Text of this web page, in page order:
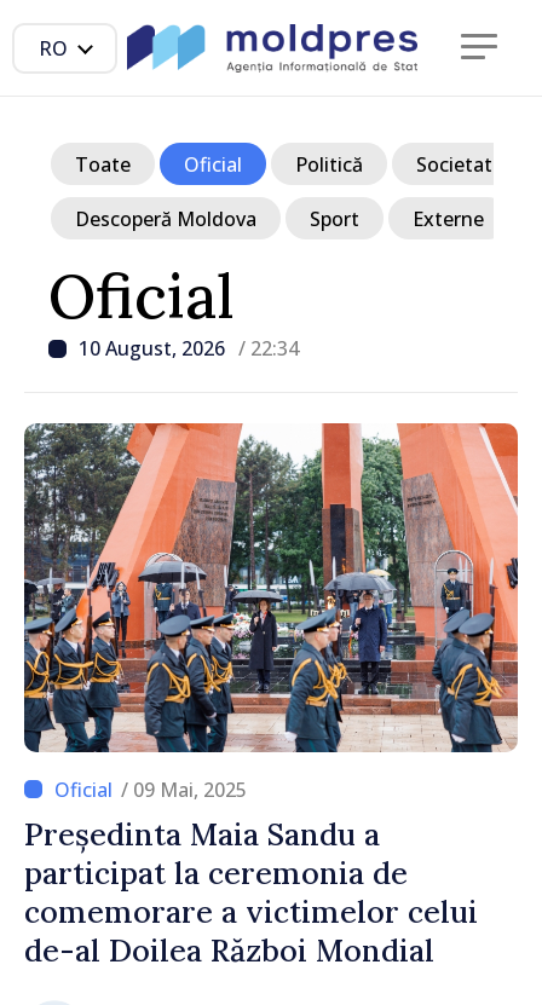
RO
Oficial
10 August, 2026 / 22:34
Toate Oficial Politică Societate
Descoperă Moldova Sport Externe
/ 09 Mai, 2025
Președinta Maia Sandu a
participat la ceremonia de
comemorare a victimelor celui
de-al Doilea Război Mondial